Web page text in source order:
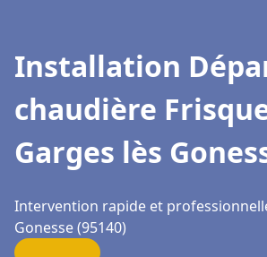
Installation
chaudière
Garges lès
Intervention rapide et
Gonesse (95140)